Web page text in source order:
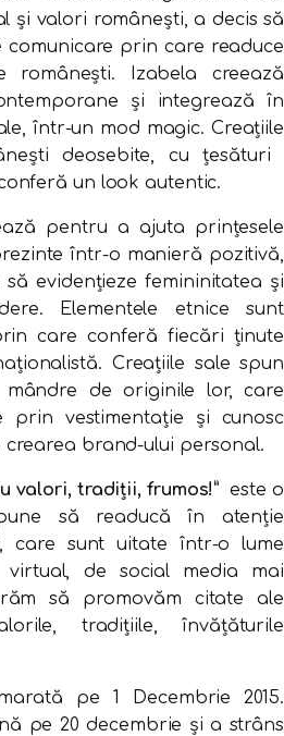
și valori românești, a decis să
comunicare prin care readuce
românești. Izabela creează
și integrează în
într-un mod magic. Creațiile
deosebite, cu țesătur​i​
un look autentic.
pentru a ajuta prințesele
într-o manieră pozitivă,
evidențieze femininitatea și
Elementele etnice sunt
care conferă fiecări ținute
Creațiile sale spun
mândre de originile lor, care
prin vestimentație și cunosc
brand-ului personal.
valori, tradiții, frumos!” este o
să readucă în atenție
care sunt uitate într-o lume
de social media mai
să promovăm citate ale
tradițiile, învățăturile
pe 1 Decembrie 2015.
pe 20 decembrie și a strâns